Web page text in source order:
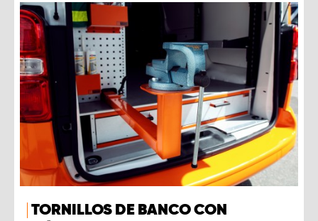
TORNILLOS DE BANCO CON